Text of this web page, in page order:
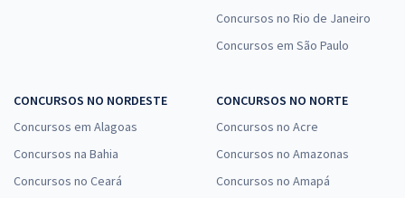
Concursos no Rio de Janeiro
Concursos em São Paulo
CONCURSOS NO NORDESTE
Concursos em Alagoas
Concursos na Bahia
Concursos no Ceará
CONCURSOS NO NORTE
Concursos no Acre
Concursos no Amazonas
Concursos no Amapá